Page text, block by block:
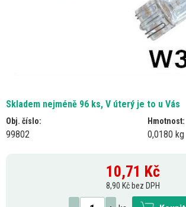
Skladem nejméně 96 ks, V úterý je to u Vás
Obj. číslo:
99802
Hmotnost:
0,0180 kg
10,71 Kč
8,90 Kč bez DPH